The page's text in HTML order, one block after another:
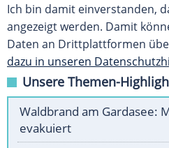
Ich bin damit einverstanden,
angezeigt werden. Damit
Daten an Drittplattformen
dazu in unseren
Unsere Themen-
Waldbrand am Gardasee:
evakuiert